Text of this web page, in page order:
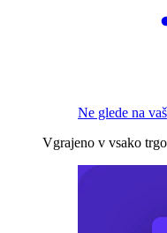
Ne glede na
Vgrajeno v vsako